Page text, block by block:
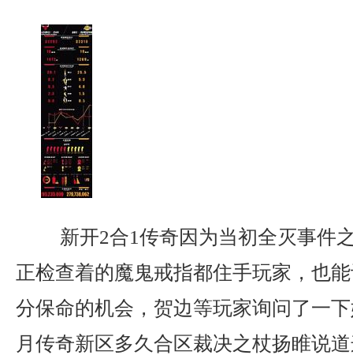
新开2合1传奇因为当初全灭事件
正检查着的魔鬼戒指都住手玩家，也
分保命的机会，贺边等玩家询问了一
月传奇新区多久合区裁决之杖扬睢说